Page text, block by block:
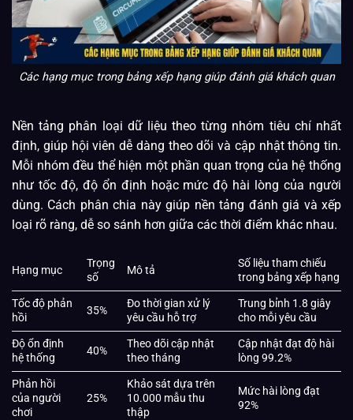
Các hạng mục trong bảng xếp hạng giúp đánh giá khách quan
Nền tảng phân loại dữ liệu theo từng nhóm tiêu chí nhất
định, giúp hội viên dễ dàng theo dõi và cập nhật thông tin.
Mỗi nhóm đều thể hiện một phần quan trọng của hệ thống
như tốc độ, độ ổn định hoặc mức độ hài lòng của người
dùng. Cách phân chia này giúp nền tảng đánh giá và xếp
loại rõ ràng, dễ so sánh hơn giữa các thời điểm khác nhau.
Hạng mục
Trọng
số
Mô tả
Số liệu tham chiếu
trong bảng xếp hạng
Tốc độ phản
hồi
35%
Đo thời gian xử lý
yêu cầu hỗ trợ
Trung bỉnh 1.8 giây
cho mỗi yêu cầu
Độ ổn định
hệ thống
40%
Theo dõi cập nhật
theo tháng
Cập nhật đạt độ hài
lòng 99.2%
Phản hồi
của người
chơi
25%
Khảo sát dựa trên
10.000 mẫu thu
thập
Mức hài lòng đạt
92%